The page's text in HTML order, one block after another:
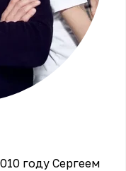
году Сергеем